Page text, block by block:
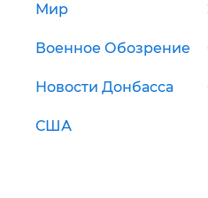
Мир
Военное Обозрение
Новости Донбасса
США